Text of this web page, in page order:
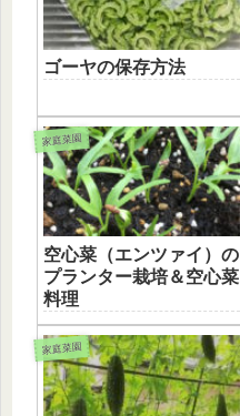
ゴーヤの保存方法
家庭菜園
空心菜（エンツァイ）の
プランター栽培＆空心菜
料理
家庭菜園